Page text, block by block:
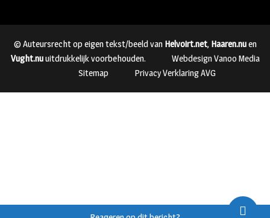
© Auteursrecht op eigen tekst/beeld van Helvoirt.net, Haaren.nuen
Vught.nuuitdrukkelijk voorbehouden.
Webdesign Vanoo Media
Sitemap
Privacy Verklaring AVG